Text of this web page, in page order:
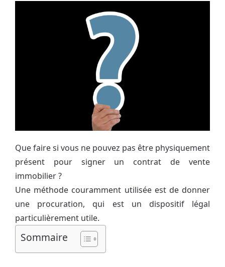
Que faire si vous ne pouvez pas être physiquement
présent pour signer un contrat de vente
immobilier ?
Une méthode couramment utilisée est de donner
une procuration, qui est un dispositif légal
particulièrement utile.
Sommaire